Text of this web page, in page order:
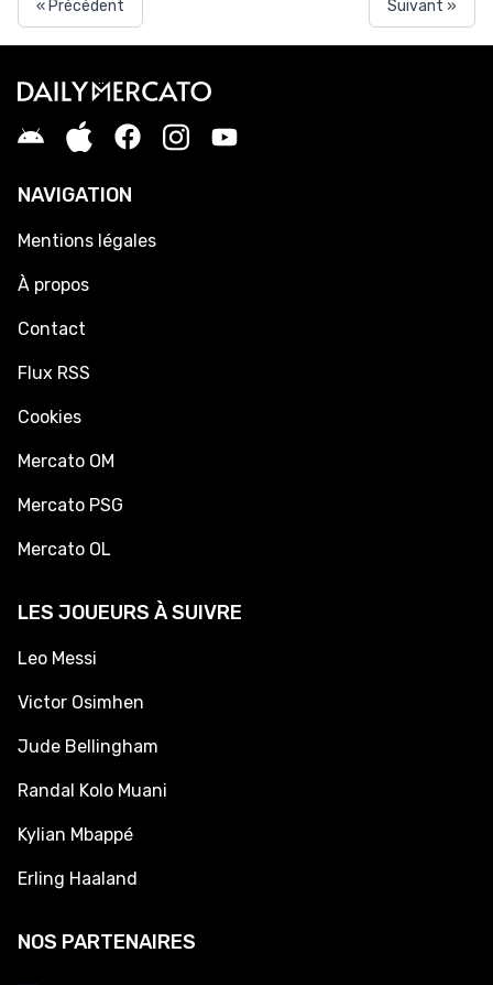
« Précédent Suivant »
NAVIGATION
Mentions légales
À propos
Contact
Flux RSS
Cookies
Mercato OM
Mercato PSG
Mercato OL
LES JOUEURS À SUIVRE
Leo Messi
Victor Osimhen
Jude Bellingham
Randal Kolo Muani
Kylian Mbappé
Erling Haaland
NOS PARTENAIRES